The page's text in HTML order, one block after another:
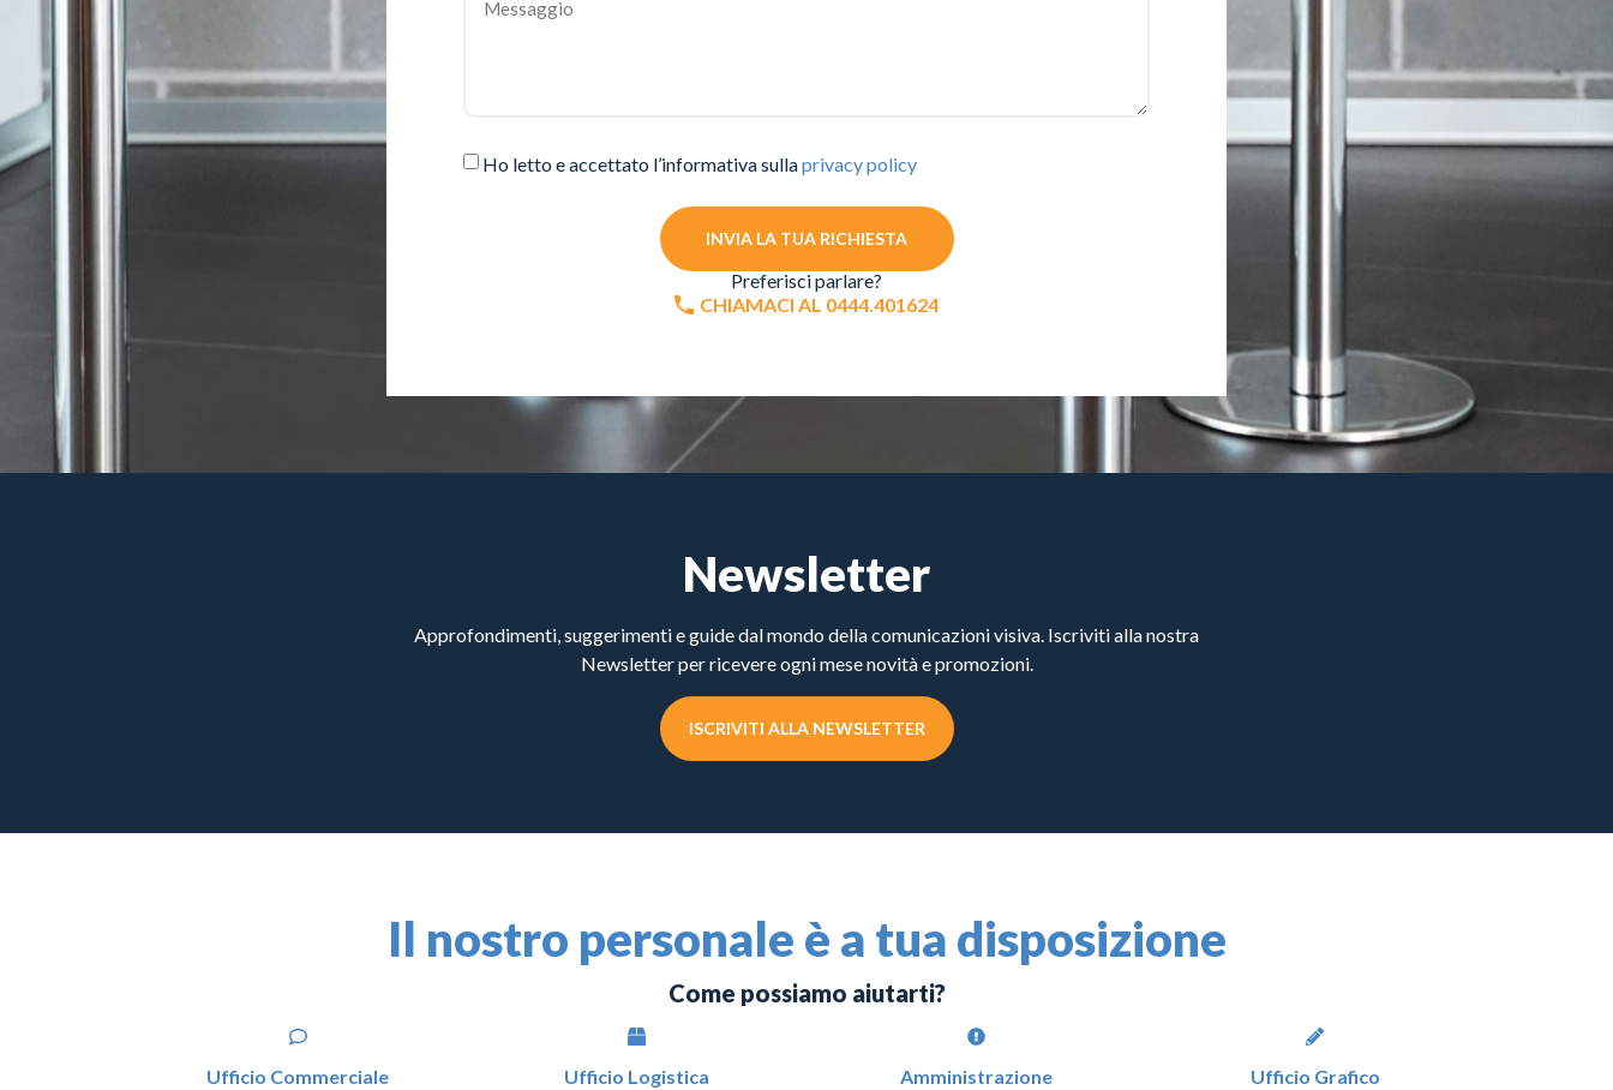
Ho letto e accettato l’informativa sullaprivacy policy
INVIA LA TUA RICHIESTA
Preferisci parlare?
CHIAMACI AL 0444.401624
Newsletter
Approfondimenti, suggerimenti e guide dal mondo della comunicazioni visiva. Iscriviti alla nostra
Newsletter per ricevere ogni mese novità e promozioni.
ISCRIVITI ALLA NEWSLETTER
Il nostro personale è a tua disposizione
Come possiamo aiutarti?
Ufficio Commerciale Ufficio Logistica Amministrazione Ufficio Grafico